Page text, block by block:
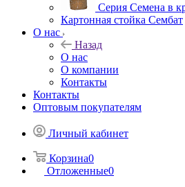
Серия Семена в
Картонная стойка Сембат
О нас
Назад
О нас
О компании
Контакты
Контакты
Оптовым покупателям
Личный кабинет
Корзина0
Отложенные0